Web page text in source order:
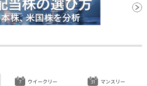
ウイークリー マンスリー